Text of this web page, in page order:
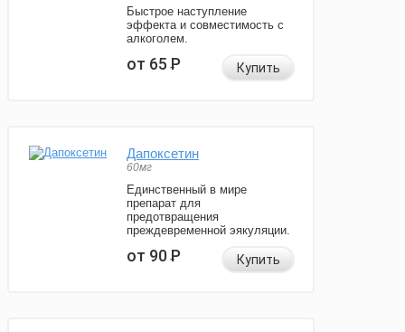
Быстрое наступление
эффекта и совместимость с
алкоголем.
от 65Р Купить
Дапоксетин
60мг
Единственный в мире
препарат для
предотвращения
преждевременной эякуляции.
от 90Р Купить